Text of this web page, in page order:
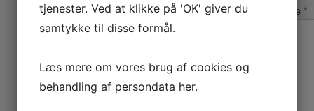
Din anmeldelse *
tjenester. Ved at klikke på 'OK' giver du
samtykke til disse formål.
Læs mere om vores brug af cookies og
behandling af persondata her.